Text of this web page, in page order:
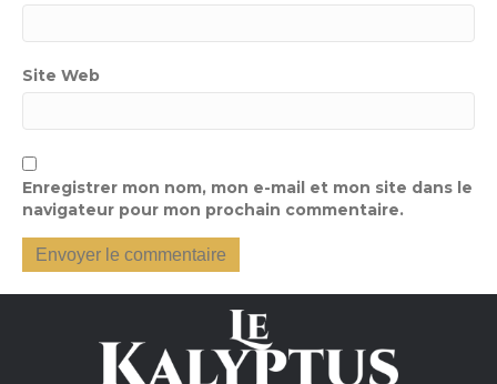
Site Web
Enregistrer mon nom, mon e-mail et mon site dans le
navigateur pour mon prochain commentaire.